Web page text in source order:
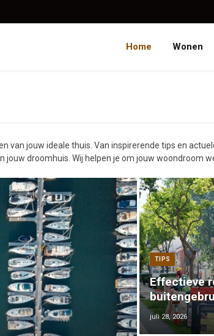
Home Wonen
van jouw ideale thuis. Van inspirerende tips en
droomhuis. Wij helpen je om jouw woondroom
TIPS
Effectieve
juli 28, 2026